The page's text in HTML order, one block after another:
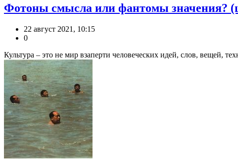
Фотоны смысла или фантомы значения?
22 август 2021, 10:15
0
Культура – это не мир взаперти человеческих идей, слов, вещей,